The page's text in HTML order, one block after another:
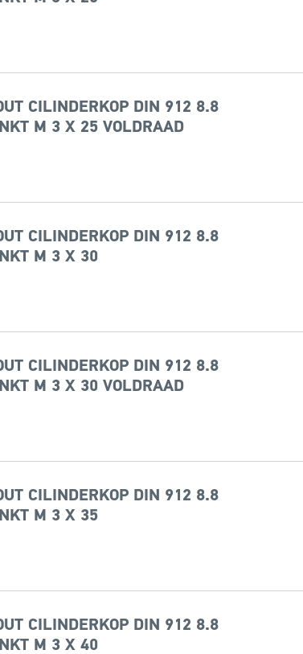
CILINDERKOP DIN 912 8.8
M 3 X 25 VOLDRAAD
CILINDERKOP DIN 912 8.8
M 3 X 30
CILINDERKOP DIN 912 8.8
M 3 X 30 VOLDRAAD
CILINDERKOP DIN 912 8.8
M 3 X 35
CILINDERKOP DIN 912 8.8
M 3 X 40